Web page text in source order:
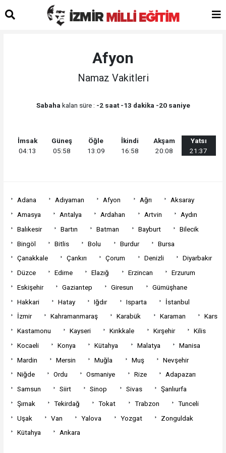
Afyon
Namaz Vakitleri
Sabaha kalan süre : -2 saat -13 dakika -20 saniye
İmsak
04:13
Güneş
05:58
Öğle
13:09
İkindi
16:58
Akşam
20:08
Yatsı
21:37
Adana Adıyaman Afyon Ağrı
Aksaray
Amasya
Antalya Ardahan Artvin
Aydın
Balıkesir
Bartın Batman Bayburt
Bilecik
Bingöl
Bitlis Bolu Burdur
Bursa
Çanakkale
Çankırı Çorum Denizli
Diyarbakır
Düzce
Edirne Elazığ Erzincan
Erzurum
Eskişehir
Gaziantep Giresun
Gümüşhane
Hakkari
Hatay Iğdır Isparta
İstanbul
İzmir
Kahramanmaraş Karabük Karaman
Kars
Kastamonu
Kayseri Kırıkkale Kırşehir
Kilis
Kocaeli
Konya Kütahya Malatya
Manisa
Mardin
Mersin Muğla Muş
Nevşehir
Niğde
Ordu Osmaniye Rize
Adapazarı
Samsun
Siirt Sinop Sivas
Şanlıurfa
Şırnak
Tekirdağ Tokat Trabzon
Tunceli
Uşak
Van Yalova Yozgat
Zonguldak
Kütahya
Ankara